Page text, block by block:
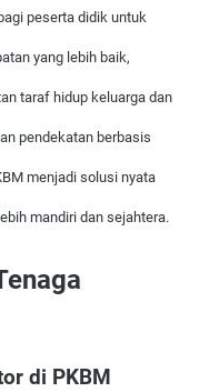
peserta didik untuk
yang lebih baik,
taraf hidup keluarga dan
pendekatan berbasis
menjadi solusi nyata
mandiri dan sejahtera.
di PKBM